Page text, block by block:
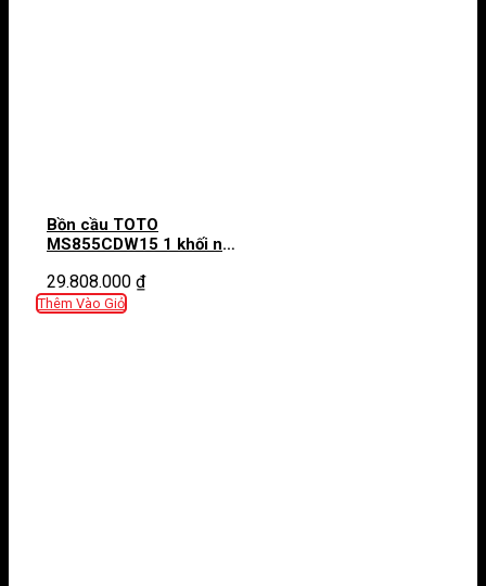
Bồn cầu TOTO
MS855CDW15 1 khối nắp
TCF24460AAA giấu dây
29.808.000 ₫
Thêm Vào Giỏ